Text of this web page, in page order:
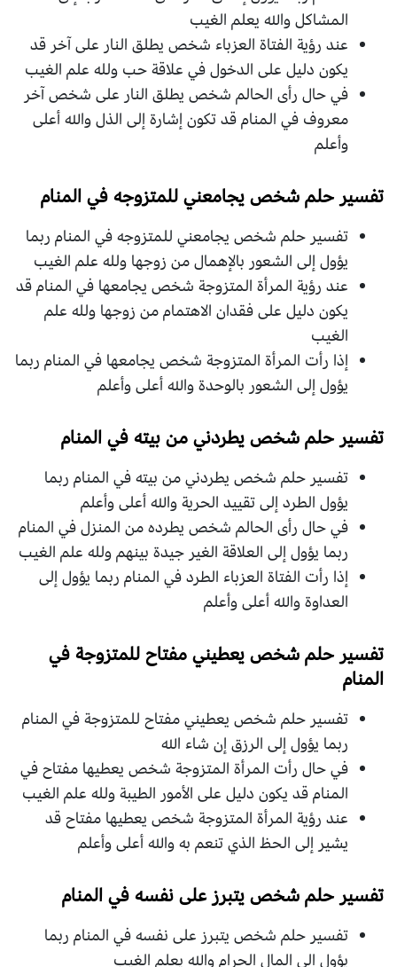
المشاكل والله يعلم الغيب
عند رؤية الفتاة العزباء شخص يطلق النار على آخر قد
يكون دليل على الدخول في علاقة حب ولله علم الغيب
في حال رأى الحالم شخص يطلق النار على شخص آخر
معروف في المنام قد تكون إشارة إلى الذل والله أعلى
وأعلم
تفسير حلم شخص يجامعني للمتزوجه في المنام
تفسير حلم شخص يجامعني للمتزوجه في المنام ربما
يؤول إلى الشعور بالإهمال من زوجها ولله علم الغيب
عند رؤية المرأة المتزوجة شخص يجامعها في المنام قد
يكون دليل على فقدان الاهتمام من زوجها ولله علم
الغيب
إذا رأت المرأة المتزوجة شخص يجامعها في المنام ربما
يؤول إلى الشعور بالوحدة والله أعلى وأعلم
تفسير حلم شخص يطردني من بيته في المنام
تفسير حلم شخص يطردني من بيته في المنام ربما
يؤول الطرد إلى تقييد الحرية والله أعلى وأعلم
في حال رأى الحالم شخص يطرده من المنزل في المنام
ربما يؤول إلى العلاقة الغير جيدة بينهم ولله علم الغيب
إذا رأت الفتاة العزباء الطرد في المنام ربما يؤول إلى
العداوة والله أعلى وأعلم
تفسير حلم شخص يعطيني مفتاح للمتزوجة في
المنام
تفسير حلم شخص يعطيني مفتاح للمتزوجة في المنام
ربما يؤول إلى الرزق إن شاء الله
في حال رأت المرأة المتزوجة شخص يعطيها مفتاح في
المنام قد يكون دليل على الأمور الطيبة ولله علم الغيب
عند رؤية المرأة المتزوجة شخص يعطيها مفتاح قد
يشير إلى الحظ الذي تنعم به والله أعلى وأعلم
تفسير حلم شخص يتبرز على نفسه في المنام
تفسير حلم شخص يتبرز على نفسه في المنام ربما
يؤول إلى المال الحرام والله يعلم الغيب